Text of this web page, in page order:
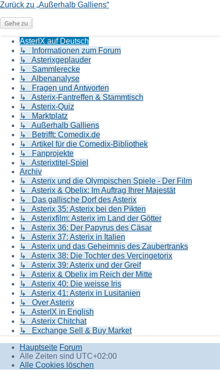
Zurück zu „Außerhalb Galliens“
Gehe zu
AsterIX auf Deutsch
↳ Informationen zum Forum
↳ Asterixgeplauder
↳ Sammlerecke
↳ Albenanalyse
↳ Fragen und Antworten
↳ Asterix-Fantreffen & Stammtisch
↳ Asterix-Quiz
↳ Marktplatz
↳ Außerhalb Galliens
↳ Betrifft: Comedix.de
↳ Artikel für die Comedix-Bibliothek
↳ Fanprojekte
↳ Asterixtitel-Spiel
Archiv
↳ Asterix und die Olympischen Spiele - Der Film
↳ Asterix & Obelix: Im Auftrag Ihrer Majestät
↳ Das gallische Dorf des Asterix
↳ Asterix 35: Asterix bei den Pikten
↳ Asterixfilm: Asterix im Land der Götter
↳ Asterix 36: Der Papyrus des Cäsar
↳ Asterix 37: Asterix in Italien
↳ Asterix und das Geheimnis des Zaubertranks
↳ Asterix 38: Die Tochter des Vercingetorix
↳ Asterix 39: Asterix und der Greif
↳ Asterix & Obelix im Reich der Mitte
↳ Asterix 40: Die weisse Iris
↳ Asterix 41: Asterix in Lusitanien
↳ Over Asterix
↳ AsterIX in English
↳ Asterix Chitchat
↳ Exchange Sell & Buy Market
Hauptseite Forum
Alle Zeiten sind UTC+02:00
Alle Cookies löschen